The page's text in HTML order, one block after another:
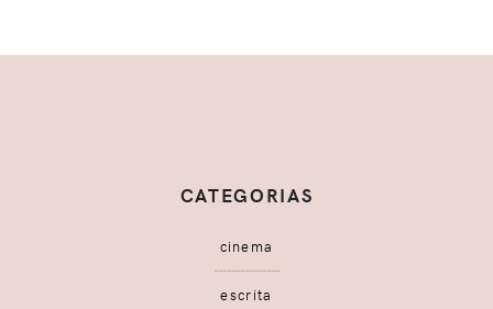
CATEGORIAS
cinema
escrita